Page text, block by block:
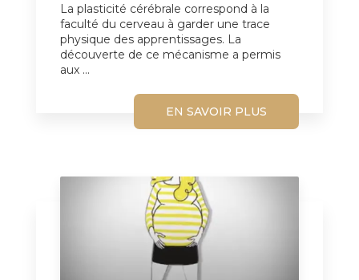
La plasticité cérébrale correspond à la
faculté du cerveau à garder une trace
physique des apprentissages. La
découverte de ce mécanisme a permis
aux ...
EN SAVOIR PLUS